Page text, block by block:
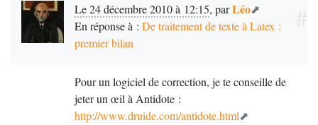
Le 24 décembre 2010 à 12:15, parLéo
En réponse à : De traitement de texte à Latex :
premier bilan
Pour un logiciel de correction, je te conseille de
jeter un œil à Antidote :
http://www.druide.com/antidote.html